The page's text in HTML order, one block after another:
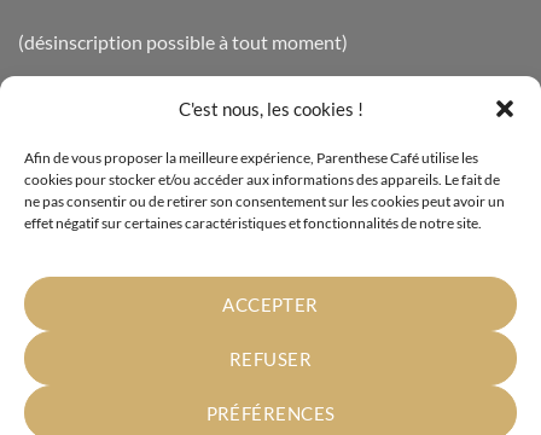
C'est nous, les cookies !
Afin de vous proposer la meilleure expérience, Parenthese Café utilise les
cookies pour stocker et/ou accéder aux informations des appareils. Le fait de
ne pas consentir ou de retirer son consentement sur les cookies peut avoir un
effet négatif sur certaines caractéristiques et fonctionnalités de notre site.
ACCEPTER
REFUSER
PRÉFÉRENCES
(désinscription possible à tout moment)
Mentions légales
Cookies
Conditions générales de vente